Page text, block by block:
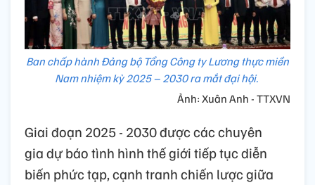
Ban chấp hành Đảng bộ Tổng Công ty Lương thực miền
Nam nhiệm kỳ 2025 – 2030 ra mắt đại hội.
Ảnh: Xuân Anh - TTXVN
Giai đoạn 2025 - 2030 được các chuyên
gia dự báo tình hình thế giới tiếp tục diễn
biến phức tạp, cạnh tranh chiến lược giữa